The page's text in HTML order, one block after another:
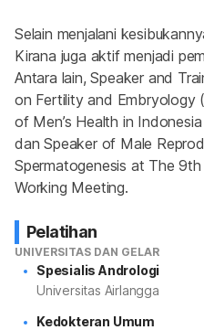
Selain menjalani
Kirana juga aktif menjadi
Antara lain, Speaker and
on Fertility and Embryology
of Men’s Health in
dan Speaker of Male
Spermatogenesis at The 9th
Working Meeting.
Pelatihan
UNIVERSITAS DAN GELAR
Spesialis Andrologi
Universitas Airlangga
Kedokteran Umum